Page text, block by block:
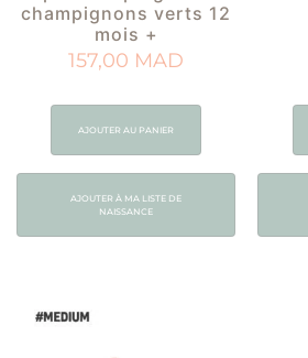
champignons verts 12
mois +
157,00 MAD
AJOUTER AU PANIER
AJOUTER À MA LISTE DE
NAISSANCE